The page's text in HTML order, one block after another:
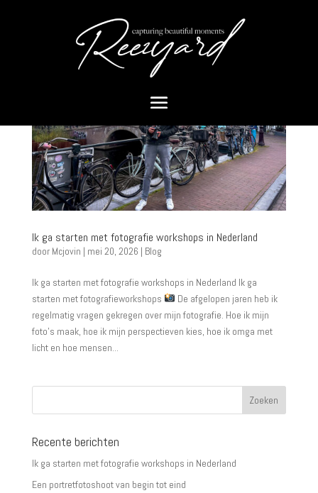
Ik ga starten met fotografie workshops in Nederland
door Mcjovin | mei 20, 2026 | Blog
Ik ga starten met fotografie workshops in Nederland Ik ga
starten met fotografieworkshops
De afgelopen jaren heb ik
regelmatig vragen gekregen over mijn fotografie. Hoe ik mijn
foto’s maak, hoe ik mijn perspectieven kies, hoe ik omga met
licht en hoe mensen...
Recente berichten
Ik ga starten met fotografie workshops in Nederland
Een portretfotoshoot van begin tot eind